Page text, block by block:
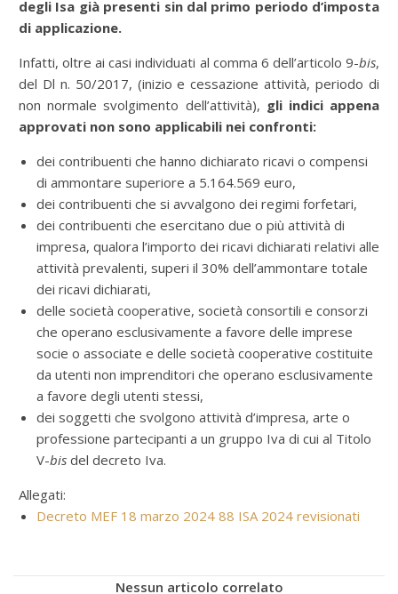
degli Isa già presenti sin dal primo periodo d’imposta
di applicazione.
Infatti, oltre ai casi individuati al comma 6 dell’articolo 9-bis,
del Dl n. 50/2017, (inizio e cessazione attività, periodo di
non normale svolgimento dell’attività), gli indici appena
approvati non sono applicabili nei confronti:
dei contribuenti che hanno dichiarato ricavi o compensi
di ammontare superiore a 5.164.569 euro,
dei contribuenti che si avvalgono dei regimi forfetari,
dei contribuenti che esercitano due o più attività di
impresa, qualora l’importo dei ricavi dichiarati relativi alle
attività prevalenti, superi il 30% dell’ammontare totale
dei ricavi dichiarati,
delle società cooperative, società consortili e consorzi
che operano esclusivamente a favore delle imprese
socie o associate e delle società cooperative costituite
da utenti non imprenditori che operano esclusivamente
a favore degli utenti stessi,
dei soggetti che svolgono attività d’impresa, arte o
professione partecipanti a un gruppo Iva di cui al Titolo
V-bis del decreto Iva.
Allegati:
Decreto MEF 18 marzo 2024 88 ISA 2024 revisionati
Nessun articolo correlato